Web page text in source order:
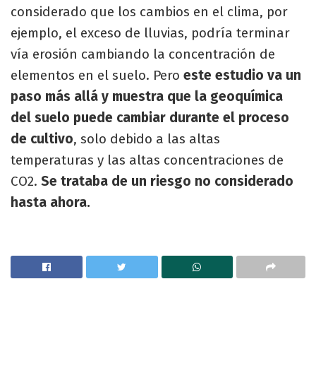
considerado que los cambios en el clima, por
ejemplo, el exceso de lluvias, podría terminar
vía erosión cambiando la concentración de
elementos en el suelo. Pero este estudio va un
paso más allá y muestra que la geoquímica
del suelo puede cambiar durante el proceso
de cultivo, solo debido a las altas
temperaturas y las altas concentraciones de
CO2. Se trataba de un riesgo no considerado
hasta ahora.